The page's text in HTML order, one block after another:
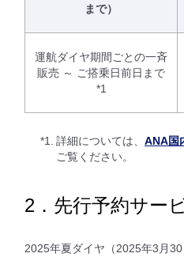
まで）
運航ダイヤ期間ごとの一斉
販売 ～ ご搭乗日前日まで
*1
*1. 詳細については、 ANA国
ご覧ください。
2．先行予約サー
2025年夏ダイヤ（2025年3月